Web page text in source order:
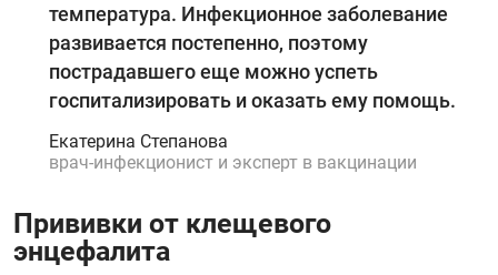
температура. Инфекционное заболевание
развивается постепенно, поэтому
пострадавшего еще можно успеть
госпитализировать и оказать ему помощь.
Екатерина Степанова
врач-инфекционист и эксперт в вакцинации
Прививки от клещевого
энцефалита